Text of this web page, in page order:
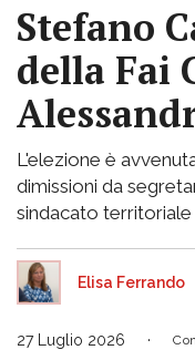
Stefano
della Fai
L'elezione è
dimissioni da
sindacato
Elisa Ferrando
27 Luglio 2026